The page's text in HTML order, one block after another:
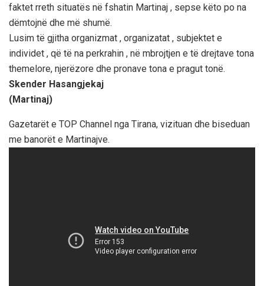
faktet rreth situatës në fshatin Martinaj , sepse këto po na
dëmtojnë dhe më shumë.
Lusim të gjitha organizmat , organizatat , subjektet e
individet , që të na perkrahin , në mbrojtjen e të drejtave tona
themelore, njerëzore dhe pronave tona e pragut tonë.
Skender Hasangjekaj
(Martinaj)
Gazetarët e TOP Channel nga Tirana, vizituan dhe biseduan
me banorët e Martinajve.